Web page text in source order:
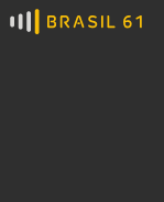
Ver todas as notícias